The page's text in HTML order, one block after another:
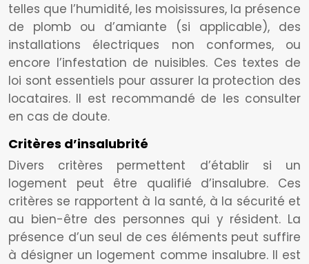
telles que l’humidité, les moisissures, la présence
de plomb ou d’amiante (si applicable), des
installations électriques non conformes, ou
encore l’infestation de nuisibles. Ces textes de
loi sont essentiels pour assurer la protection des
locataires. Il est recommandé de les consulter
en cas de doute.
Critères d’insalubrité
Divers critères permettent d’établir si un
logement peut être qualifié d’insalubre. Ces
critères se rapportent à la santé, à la sécurité et
au bien-être des personnes qui y résident. La
présence d’un seul de ces éléments peut suffire
à désigner un logement comme insalubre. Il est